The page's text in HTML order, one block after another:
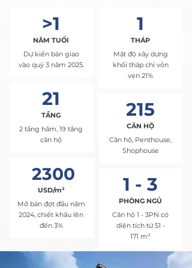
>1
NĂM TUỔI
Dự kiến bàn giao
vào quý 3 năm 2025.
21
TẦNG
2 tầng hầm, 19 tầng
căn hộ
2300
USD/m²
Mở bán đợt đầu năm
2024, chiết khấu lên
đến 3%
1
THÁP
Mật độ xây dựng
khối tháp chỉ vỏn
vẹn 21%
215
CĂN HỘ
Căn hộ, Penthouse,
Shophouse
1 - 3
PHÒNG NGỦ
Căn hộ 1 - 3PN có
diện tích từ 51 -
171 m²